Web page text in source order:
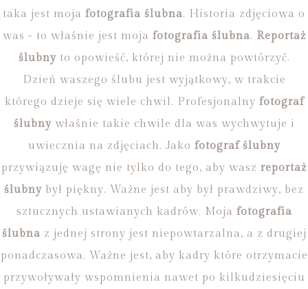
taka jest moja fotografia ślubna. Historia zdjęciowa o
was - to właśnie jest moja fotografia ślubna. Reportaż
ślubnyto opowieść, której nie można powtórzyć.
Dzień waszego ślubu jest wyjątkowy, w trakcie
którego dzieje się wiele chwil. Profesjonalny fotograf
ślubnywłaśnie takie chwile dla was wychwytuje i
uwiecznia na zdjęciach. Jako fotograf ślubny
przywiązuję wagę nie tylko do tego, aby wasz reportaż
ślubny był piękny. Ważne jest aby był prawdziwy, bez
sztucznych ustawianych kadrów. Moja fotografia
ślubna z jednej strony jest niepowtarzalna, a z drugiej
ponadczasowa. Ważne jest, aby kadry które otrzymacie
przywoływały wspomnienia nawet po kilkudziesięciu